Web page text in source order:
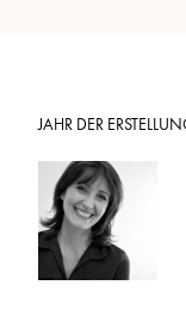
JAHR DER